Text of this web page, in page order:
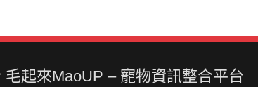
毛起來MaoUP – 寵物資訊整合平台